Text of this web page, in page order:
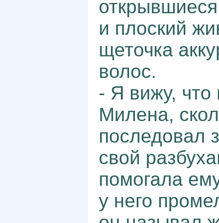
и плоский
щеточка
волос.
- Я вижу, что
Милена,
последовал
свой
помогала
у него